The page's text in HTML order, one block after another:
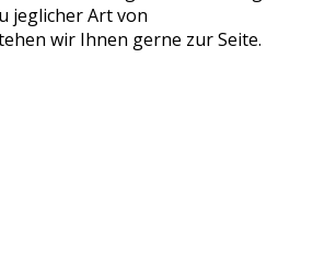
jeglicher Art von
wir Ihnen gerne zur Seite.